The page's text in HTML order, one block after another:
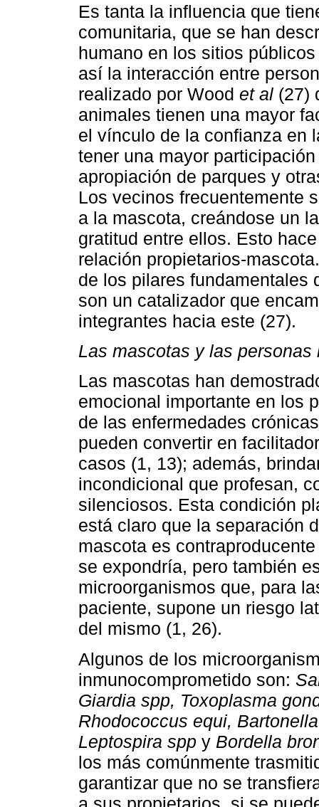
Es tanta la influencia que
comunitaria, que se han
humano en los sitios
así la interacción entre
realizado por Wood et al (27)
animales tienen una mayor
el vínculo de la confianza en
tener una mayor
apropiación de parques y
Los vecinos frecuentemente
a la mascota, creándose un
gratitud entre ellos. Esto
relación propietarios-
de los pilares fundamentales
son un catalizador que
integrantes hacia este (27).
Las mascotas y las personas
Las mascotas han
emocional importante en los
de las enfermedades
pueden convertir en
casos (1, 13); además,
incondicional que profesan,
silenciosos. Esta condición
está claro que la separación
mascota es
se expondría, pero también
microorganismos que, para
paciente, supone un riesgo
del mismo (1, 26).
Algunos de los
inmunocomprometido son:
Giardia spp, Toxoplasma
Rhodococcus equi,
Leptospira spp y Bordella
los más comúnmente
garantizar que no se